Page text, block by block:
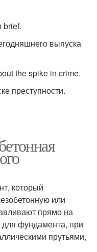
brief.
выпуска
the spike in crime.
преступности.
который
или
прямо на
фундамента, при
прутьями,